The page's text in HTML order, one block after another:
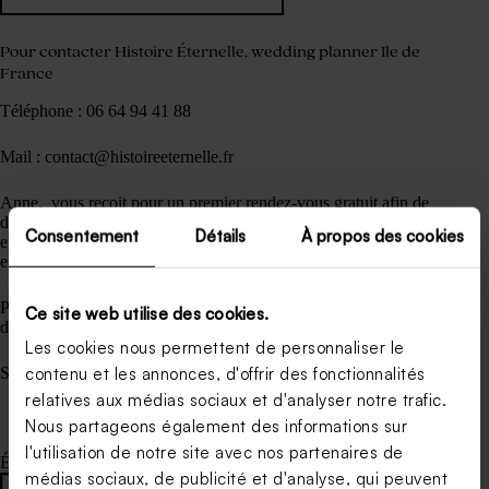
Consentement Détails À propos des cookies
Ce site web utilise des cookies.
Les cookies nous permettent de personnaliser le
contenu et les annonces, d'offrir des fonctionnalités
relatives aux médias sociaux et d'analyser notre trafic.
Nous partageons également des informations sur
l'utilisation de notre site avec nos partenaires de
médias sociaux, de publicité et d'analyse, qui peuvent
Pour contacter Histoire Éternelle, wedding planner Ile de
France
Téléphone : 06 64 94 41 88
Mail : contact@histoireeternelle.fr
Anne, vous reçoit pour un premier rendez-vous gratuit afin de
découvrir votre histoire. C’est l’occasion de faire connaissance
et d’échanger. Vous pourrez aussi lui soumettre toutes vos
envies.
Pour une organisation complète de A & Z le tarif est à partir
de 2900€.
Secteur d’activité : toute l’île de France
Étiquettes